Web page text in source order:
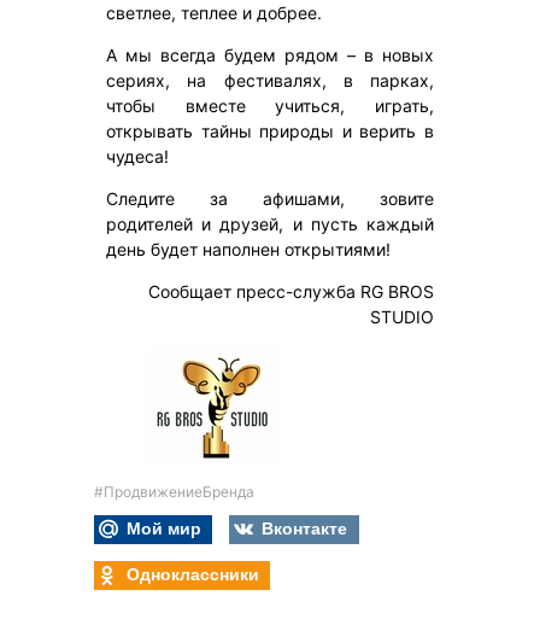
светлее, теплее и добрее.
А мы всегда будем рядом – в новых
сериях, на фестивалях, в парках,
чтобы вместе учиться, играть,
открывать тайны природы и верить в
чудеса!
Следите за афишами, зовите
родителей и друзей, и пусть каждый
день будет наполнен открытиями!
Сообщает пресс-служба RG BROS
STUDIO
#ПродвижениеБренда
Мой мир
Вконтакте
Одноклассники